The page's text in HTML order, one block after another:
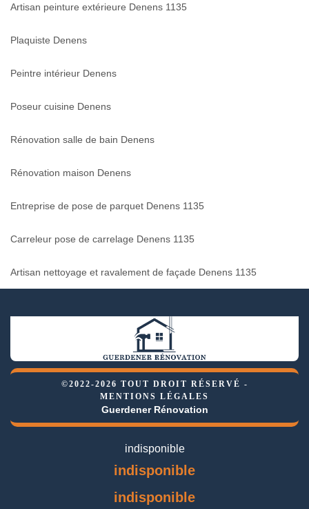
Artisan peinture extérieure Denens 1135
Plaquiste Denens
Peintre intérieur Denens
Poseur cuisine Denens
Rénovation salle de bain Denens
Rénovation maison Denens
Entreprise de pose de parquet Denens 1135
Carreleur pose de carrelage Denens 1135
Artisan nettoyage et ravalement de façade Denens 1135
©2022-2026 TOUT DROIT RÉSERVÉ -
MENTIONS LÉGALES
Guerdener Rénovation
indisponible
indisponible
indisponible